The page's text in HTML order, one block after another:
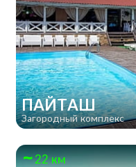
ПАЙТАШ
Загородный комплекс
22 км